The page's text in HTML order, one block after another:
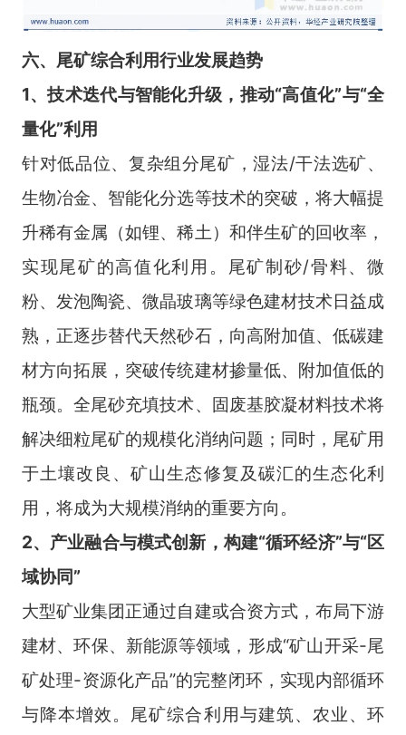
六、 尾矿综合利用行业发展趋势
1、技术迭代与智能化升级，推动“高值化”与“全
量化”利用
针对低品位、复杂组分尾矿，湿法/干法选矿、
生物冶金、智能化分选等技术的突破，将大幅提
升稀有金属（如锂、稀土）和伴生矿的回收率，
实现尾矿的高值化利用。尾矿制砂/骨料、微
粉、发泡陶瓷、微晶玻璃等绿色建材技术日益成
熟，正逐步替代天然砂石，向高附加值、低碳建
材方向拓展，突破传统建材掺量低、附加值低的
瓶颈。全尾砂充填技术、固废基胶凝材料技术将
解决细粒尾矿的规模化消纳问题；同时，尾矿用
于土壤改良、矿山生态修复及碳汇的生态化利
用，将成为大规模消纳的重要方向。
2、 产业融合与模式创新，构建“循环经济”与“区
域协同”
大型矿业集团正通过自建或合资方式，布局下游
建材、环保、新能源等领域，形成“矿山开采-尾
矿处理-资源化产品”的完整闭环，实现内部循环
与降本增效。尾矿综合利用与建筑、农业、环